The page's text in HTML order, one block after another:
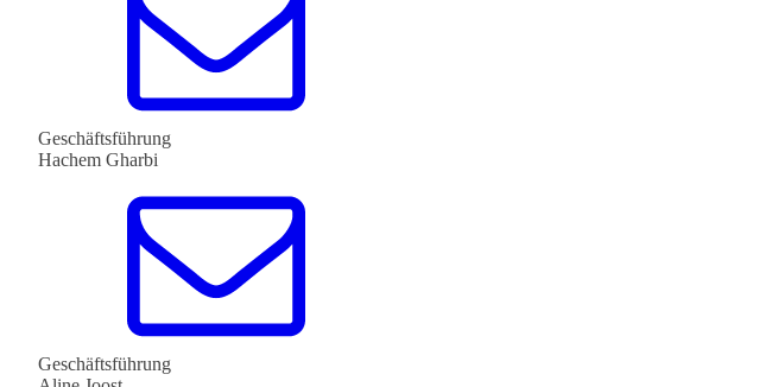
Geschäftsführung
Hachem Gharbi
Geschäftsführung